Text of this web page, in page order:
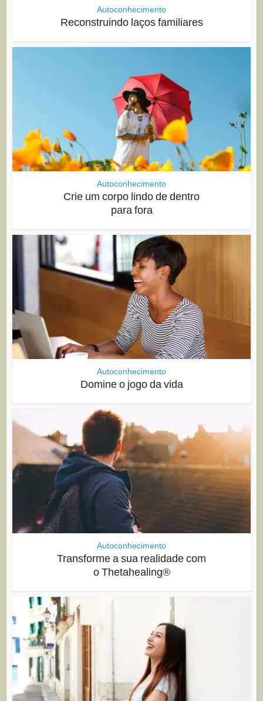
Autoconhecimento
Reconstruindo laços familiares
Autoconhecimento
Crie um corpo lindo de dentro
para fora
Autoconhecimento
Domine o jogo da vida
Autoconhecimento
Transforme a sua realidade com
o Thetahealing®